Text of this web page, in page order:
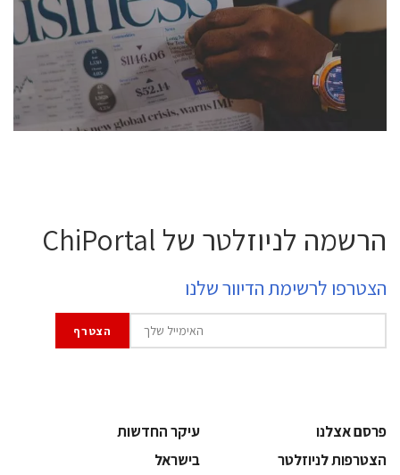
semiconductor industry, including engineers,
professional experts, and senior executives.
לחץ לפרטים
הרשמה לניוזלטר של ChiPortal
הצטרפו לרשימת הדיוור שלנו
פרסם אצלנו
עיקר החדשות
הצטרפות לניוזלטר
בישראל